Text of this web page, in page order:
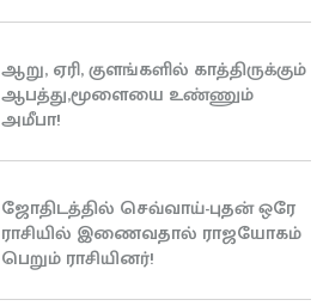
ஆறு, ஏரி, குளங்களில் காத்திருக்கும்
ஆபத்து,மூளையை உண்ணும்
அமீபா!
ஜோதிடத்தில் செவ்வாய்-புதன் ஒரே
ராசியில் இணைவதால் ராஜயோகம்
பெறும் ராசியினர்!